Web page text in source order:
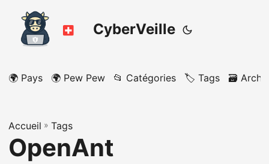
CyberVeille
🌍 Pays 🌍 Pew Pew 📂 Catégories 🏷️ Tags 🗃️
Accueil » Tags
OpenAnt